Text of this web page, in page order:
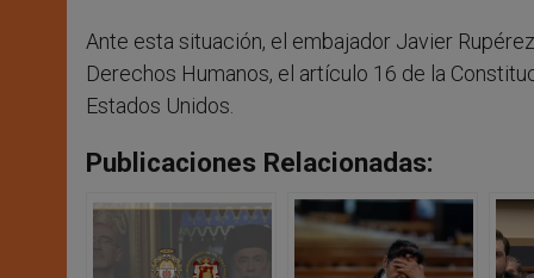
Ante esta situación, el embajador Javier
Derechos Humanos, el artículo 16 de la
Estados Unidos.
Publicaciones Relacionadas: